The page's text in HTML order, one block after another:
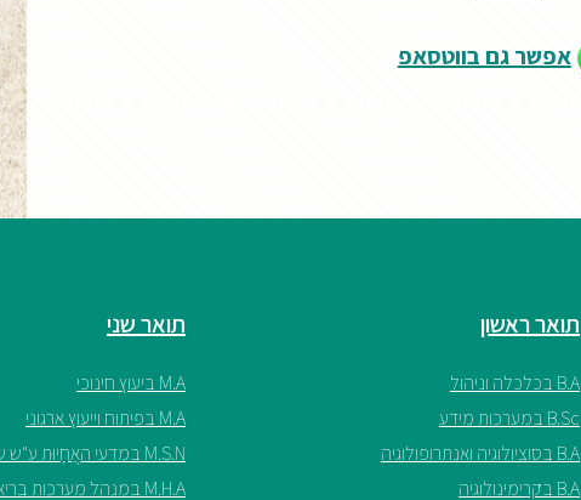
אפשר גם בווטסאפ
תואר ראשון
B.A בכלכלה וניהול
B.Sc במערכות מידע
B.A בסוציולוגיה ואנתרופולוגיה
B.A בקרימינולוגיה
תואר שני
M.A ביעוץ חינוכי
M.A בפיתוח וייעוץ ארגוני
M.S.N במדעי האֲחָיוּת ע"ש שריל ספנסר
M.H.A במנהל מערכות בריאות